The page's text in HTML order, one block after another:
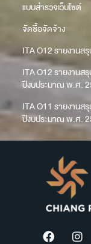
แบบสำรวจเว็บไซต์
จัดซื้อจัดจ้าง
ITA O12 รายงาน
ITA O12 รายงานส
ปีงบประมาณ พ.ศ.
ITA O11 รายงานส
ปีงบประมาณ พ.ศ.